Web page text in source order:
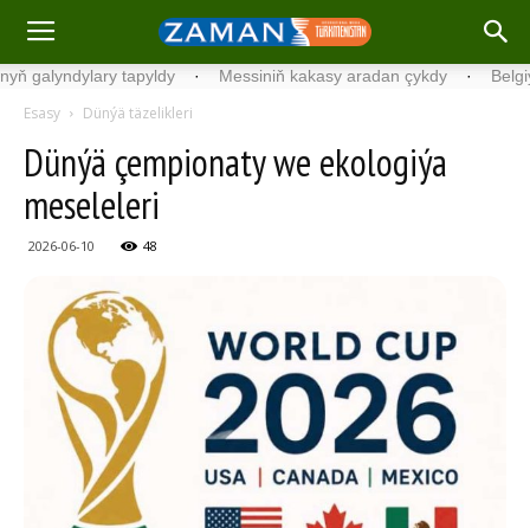
tapyldy · Messiniň kakasy aradan çykdy · Belgiýada
Esasy Dünýä täzelikleri
Dünýä çempionaty we ekologiýa
meseleleri
2026-06-10 48